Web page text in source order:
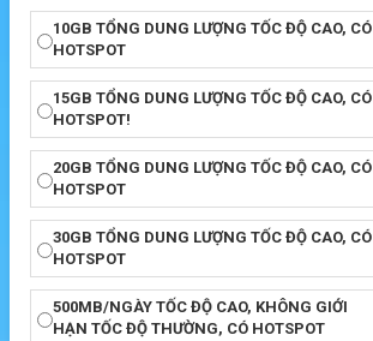
10GB TỔNG DUNG LƯỢNG TỐC ĐỘ CAO, CÓ
HOTSPOT
15GB TỔNG DUNG LƯỢNG TỐC ĐỘ CAO, CÓ
HOTSPOT!
20GB TỔNG DUNG LƯỢNG TỐC ĐỘ CAO, CÓ
HOTSPOT
30GB TỔNG DUNG LƯỢNG TỐC ĐỘ CAO, CÓ
HOTSPOT
500MB/NGÀY TỐC ĐỘ CAO, KHÔNG GIỚI
HẠN TỐC ĐỘ THƯỜNG, CÓ HOTSPOT